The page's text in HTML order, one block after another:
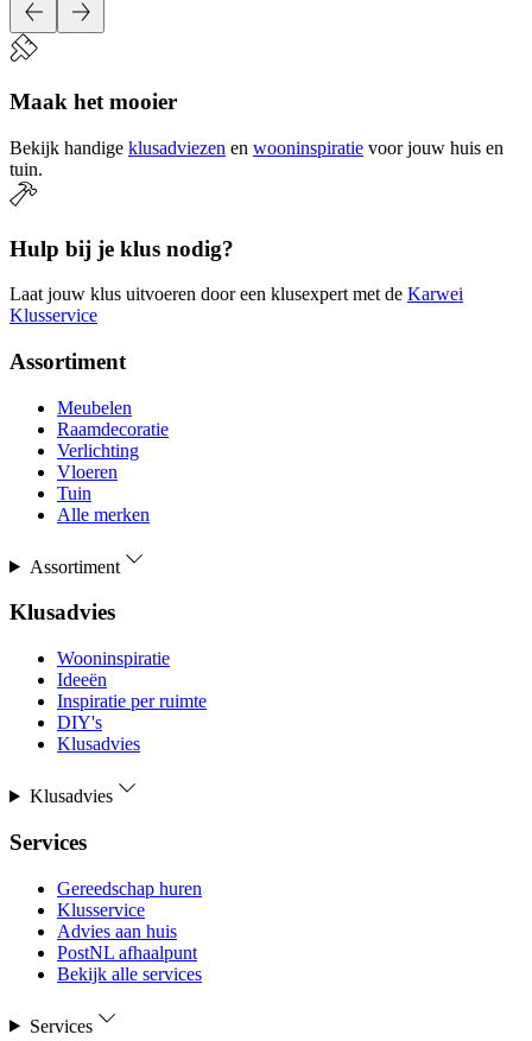
Maak het mooier
Bekijk handige klusadviezen en wooninspiratie voor jouw huis en
tuin.
Hulp bij je klus nodig?
Laat jouw klus uitvoeren door een klusexpert met de Karwei
Klusservice
Assortiment
Meubelen
Raamdecoratie
Verlichting
Vloeren
Tuin
Alle merken
Assortiment
Klusadvies
Wooninspiratie
Ideeën
Inspiratie per ruimte
DIY's
Klusadvies
Klusadvies
Services
Gereedschap huren
Klusservice
Advies aan huis
PostNL afhaalpunt
Bekijk alle services
Services